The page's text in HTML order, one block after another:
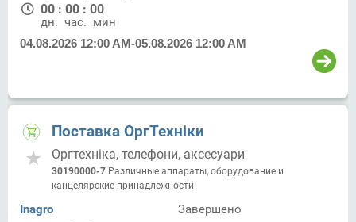
00 : 00 : 00
дн. час. мин.
04.08.2026 12:00 AM-05.08.2026 12:00 AM
Поставка ОргТехніки
Оргтехніка, телефони, аксесуари
30190000-7 Различные аппараты, оборудование и
канцелярские принадлежности
Inagro
Завершено